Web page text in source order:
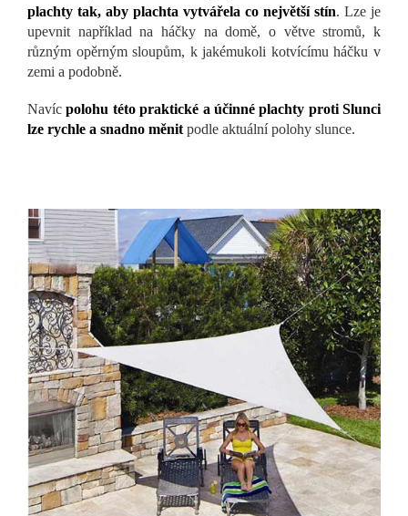
plachty tak, aby plachta vytvářela co největší stín. Lze je
upevnit například na háčky na domě, o větve stromů, k
různým opěrným sloupům, k jakémukoli kotvícímu háčku v
zemi a podobně.
Navícpolohu této praktické a účinné plachty proti Slunci
lze rychle a snadno měnit podle aktuální polohy slunce.